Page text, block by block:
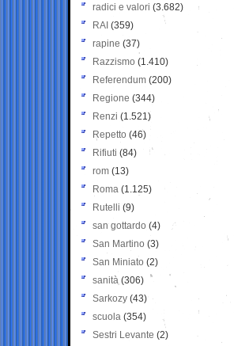
radici e valori (3.682)
RAI (359)
rapine (37)
Razzismo (1.410)
Referendum (200)
Regione (344)
Renzi (1.521)
Repetto (46)
Rifiuti (84)
rom (13)
Roma (1.125)
Rutelli (9)
san gottardo (4)
San Martino (3)
San Miniato (2)
sanità (306)
Sarkozy (43)
scuola (354)
Sestri Levante (2)